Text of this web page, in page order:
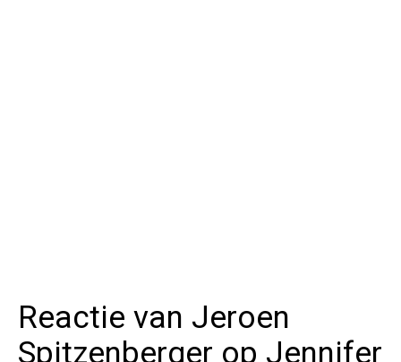
Reactie van Jeroen
Spitzenberger op Jennifer